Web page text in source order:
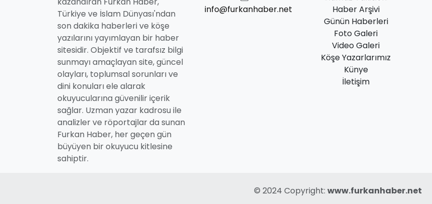
Türkiye ve İslam Dünyası'ndan
son dakika haberleri ve köşe
yazılarını yayımlayan bir haber
sitesidir. Objektif ve tarafsız bilgi
sunmayı amaçlayan site, güncel
olayları, toplumsal sorunları ve
dini konuları ele alarak
okuyucularına güvenilir içerik
sağlar. Uzman yazar kadrosu ile
analizler ve röportajlar da sunan
Furkan Haber, her geçen gün
büyüyen bir okuyucu kitlesine
sahiptir.
info@furkanhaber.net
Haber Arşivi
Günün Haberleri
Foto Galeri
Video Galeri
Köşe Yazarlarımız
Künye
İletişim
© 2024 Copyright: www.furkanhaber.net